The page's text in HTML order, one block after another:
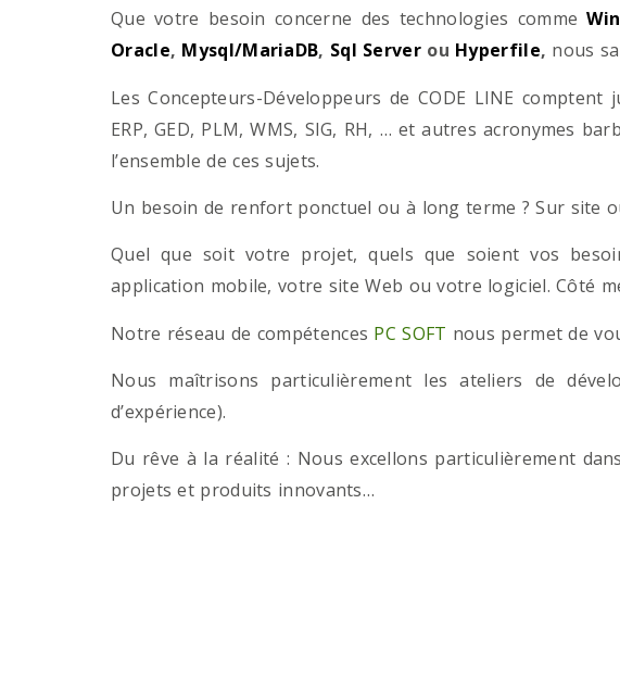
Que votre besoin concerne des technologies comme
Oracle, Mysql/MariaDB, Sql Serverou Hyperfile, nous
Les Concepteurs-Développeurs de CODE LINE comptent
ERP, GED, PLM, WMS, SIG, RH, … et autres acronymes
l’ensemble de ces sujets.
Un besoin de renfort ponctuel ou à long terme ? Sur site
Quel que soit votre projet, quels que soient vos
application mobile, votre site Web ou votre logiciel. Côté
Notre réseau de compétences PC SOFT nous permet de
Nous maîtrisons particulièrement les ateliers de
d’expérience).
Du rêve à la réalité : Nous excellons particulièrement
projets et produits innovants…